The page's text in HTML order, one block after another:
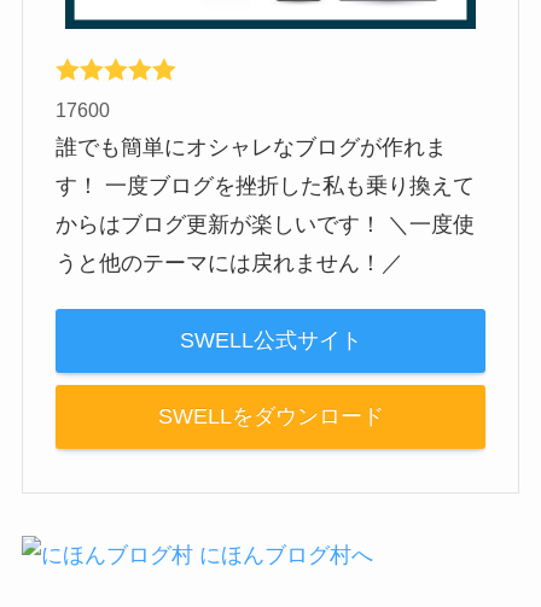
17600
誰でも簡単にオシャレなブログが作れま
す！ 一度ブログを挫折した私も乗り換えて
からはブログ更新が楽しいです！ ＼一度使
うと他のテーマには戻れません！／
SWELL公式サイト
SWELLをダウンロード